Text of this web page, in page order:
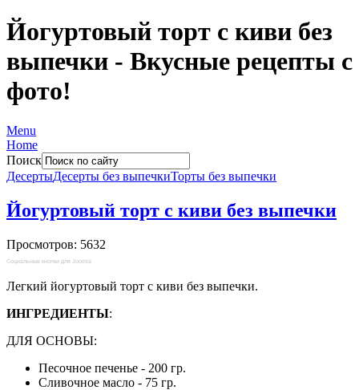
Йогуртовый торт с киви без
выпечки - Вкусные рецепты с
фото!
Menu
Home
Поиск
ДесертыДесерты без выпечкиТорты без выпечки
Йогуртовый торт с киви без выпечки
Просмотров: 5632
Социальные кнопки для Joomla
Легкий йогуртовый торт с киви без выпечки.
ИНГРЕДИЕНТЫ:
ДЛЯ ОСНОВЫ:
Песочное печенье - 200 гр.
Сливочное масло - 75 гр.